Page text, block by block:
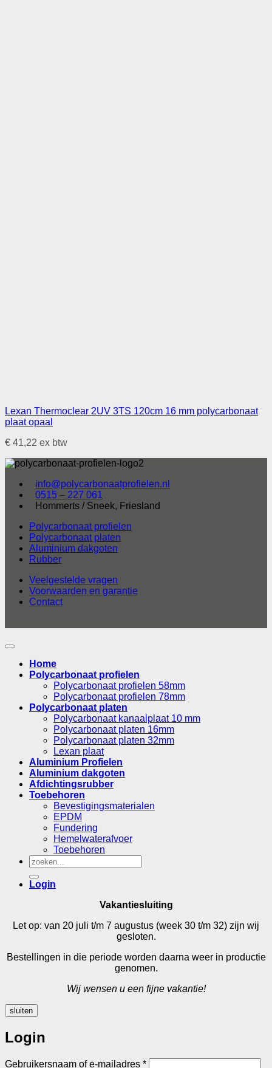
Lexan Thermoclear 2UV 3TS 120cm 16 mm polycarbonaat
plaat opaal
€ 41,22 ex btw
info@polycarbonaatprofielen.nl
0515 – 227 061
Hommerts / Sneek, Friesland
Polycarbonaat profielen
Polycarbonaat platen
Aluminium dakgoten
Rubber
Veelgestelde vragen
Voorwaarden en garantie
Contact
Home
Polycarbonaat profielen
Polycarbonaat profielen 58mm
Polycarbonaat profielen 78mm
Polycarbonaat platen
Polycarbonaat kanaalplaat 10 mm
Polycarbonaat platen 16mm
Polycarbonaat platen 32mm
Lexan plaat
Aluminium Profielen
Aluminium dakgoten
Afdichtingsrubber
Toebehoren
Bevestigingsmaterialen
EPDM
Fundering
Hemelwaterafvoer
Toebehoren
Zoeken
naar:
Login
Vakantiesluiting
Let op: van 20 juli t/m 7 augustus (week 30 t/m 32) zijn wij
gesloten.
Bestellingen in die periode worden daarna weer in productie
genomen.
Wij wensen u een fijne vakantie!
sluiten
Login
Gebruikersnaam of e-mailadres *Vereist